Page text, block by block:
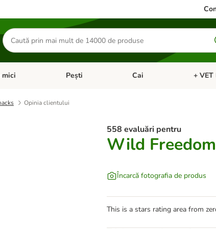
Căutare
produse
meniul cu categorii: Păsări
mici Deschideți meniul cu categorii: Animale mici
Pești Deschideți meniul cu
Cai +
Opinia clientului
558 evaluări pentru
Wild
Încarcă fotografia de produs
This is a stars rating area from